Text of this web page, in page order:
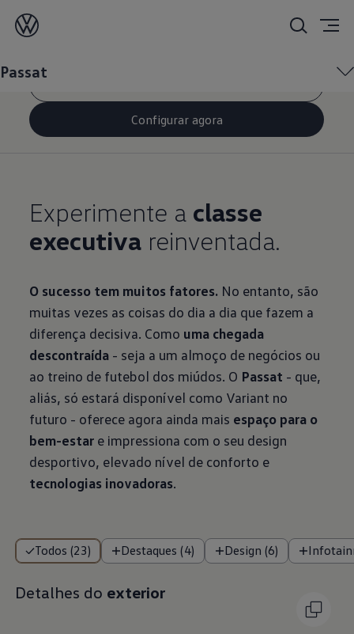
Passat
Configurar agora
Experimente a classe
executiva reinventada.
O sucesso tem muitos fatores. No entanto, são
muitas vezes as coisas do dia a dia que fazem a
diferença decisiva. Como uma chegada
descontraída - seja a um almoço de negócios ou
ao treino de futebol dos miúdos. O Passat - que,
aliás, só estará disponível como Variant no
futuro - oferece agora ainda mais espaço para o
bem-estar e impressiona com o seu design
desportivo, elevado nível de conforto e
tecnologias inovadoras.
Todos (23) Destaques (4) Design (6)
Detalhes do exterior